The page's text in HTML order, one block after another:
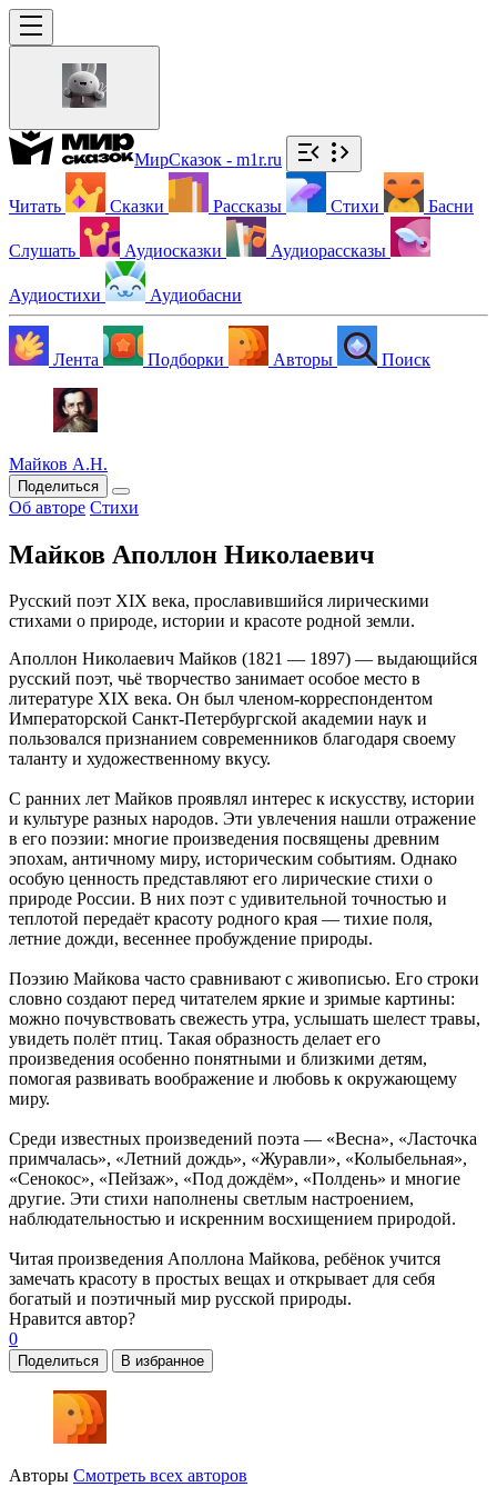
МирСказок - m1r.ru
Читать Сказки Рассказы Стихи Басни
Слушать Аудиосказки Аудиорассказы
Аудиостихи Аудиобасни
Лента Подборки Авторы Поиск
Майков А.Н.
Поделиться
Об авторе Стихи
Майков Аполлон Николаевич
Русский поэт XIX века, прославившийся лирическими
стихами о природе, истории и красоте родной земли.
Аполлон Николаевич Майков (1821 — 1897) — выдающийся
русский поэт, чьё творчество занимает особое место в
литературе XIX века. Он был членом-корреспондентом
Императорской Санкт-Петербургской академии наук и
пользовался признанием современников благодаря своему
таланту и художественному вкусу.
С ранних лет Майков проявлял интерес к искусству, истории
и культуре разных народов. Эти увлечения нашли отражение
в его поэзии: многие произведения посвящены древним
эпохам, античному миру, историческим событиям. Однако
особую ценность представляют его лирические стихи о
природе России. В них поэт с удивительной точностью и
теплотой передаёт красоту родного края — тихие поля,
летние дожди, весеннее пробуждение природы.
Поэзию Майкова часто сравнивают с живописью. Его строки
словно создают перед читателем яркие и зримые картины:
можно почувствовать свежесть утра, услышать шелест травы,
увидеть полёт птиц. Такая образность делает его
произведения особенно понятными и близкими детям,
помогая развивать воображение и любовь к окружающему
миру.
Среди известных произведений поэта — «Весна», «Ласточка
примчалась», «Летний дождь», «Журавли», «Колыбельная»,
«Сенокос», «Пейзаж», «Под дождём», «Полдень» и многие
другие. Эти стихи наполнены светлым настроением,
наблюдательностью и искренним восхищением природой.
Читая произведения Аполлона Майкова, ребёнок учится
замечать красоту в простых вещах и открывает для себя
богатый и поэтичный мир русской природы.
Нравится автор?
0
Поделиться В избранное
Авторы Смотреть всех авторов